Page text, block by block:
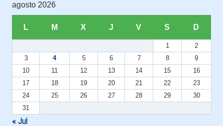
agosto 2026
L M X J V S D
1
2
3
4 5 6 7 8
9
10
11 12 13 14 15
16
17
18 19 20 21 22
23
24
25 26 27 28 29
30
31
« Jul